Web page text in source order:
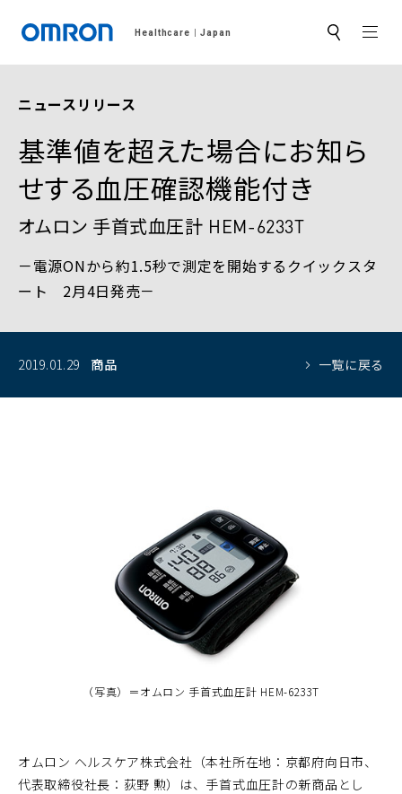
Healthcare Japan サ
ト
ニュースリリース
基準値を超えた場合にお知ら
せする血圧確認機能付き
オムロン 手首式血圧計 HEM-6233T
－電源ONから約1.5秒で測定を開始するクイックスタ
ート 2月4日発売－
2019.01.29 商品 一覧に戻る
（写真）＝オムロン 手首式血圧計 HEM-6233T
オムロン ヘルスケア株式会社（本社所在地：京都府向日市、
代表取締役社長：荻野 勲）は、手首式血圧計の新商品とし